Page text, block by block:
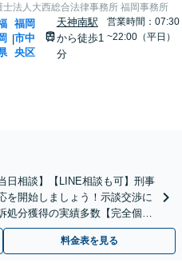
士法人大西総合法律事務所 福岡事務所
|
福岡
市中
央区
天神南駅
から徒歩1
分
営業時間：07:30
~22:00（平日）
日相談】【LINE相談も可】刑事
を開始しましょう！示談交渉に
処分獲得の実績多数【完全個
料金表を見る